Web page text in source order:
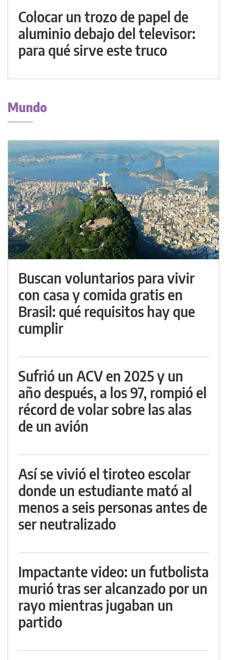
Colocar un trozo de papel de
aluminio debajo del televisor:
para qué sirve este truco
Mundo
Buscan voluntarios para vivir
con casa y comida gratis en
Brasil: qué requisitos hay que
cumplir
Sufrió un ACV en 2025 y un
año después, a los 97, rompió el
récord de volar sobre las alas
de un avión
Así se vivió el tiroteo escolar
donde un estudiante mató al
menos a seis personas antes de
ser neutralizado
Impactante video: un futbolista
murió tras ser alcanzado por un
rayo mientras jugaban un
partido